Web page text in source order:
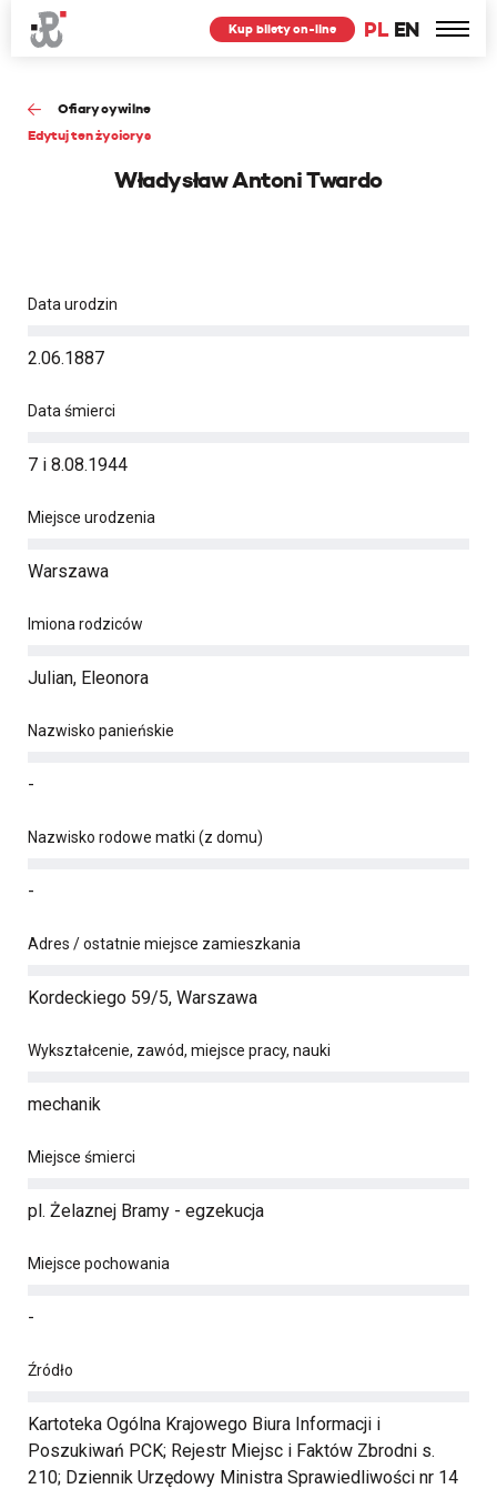
PL EN
Kup bilety on-line
Ofiary cywilne
Edytuj ten życiorys
Władysław Antoni Twardo
Data urodzin
2.06.1887
Data śmierci
7 i 8.08.1944
Miejsce urodzenia
Warszawa
Imiona rodziców
Julian, Eleonora
Nazwisko panieńskie
-
Nazwisko rodowe matki (z domu)
-
Adres / ostatnie miejsce zamieszkania
Kordeckiego 59/5, Warszawa
Wykształcenie, zawód, miejsce pracy, nauki
mechanik
Miejsce śmierci
pl. Żelaznej Bramy - egzekucja
Miejsce pochowania
-
Źródło
Kartoteka Ogólna Krajowego Biura Informacji i
Poszukiwań PCK; Rejestr Miejsc i Faktów Zbrodni s.
210; Dziennik Urzędowy Ministra Sprawiedliwości nr 14